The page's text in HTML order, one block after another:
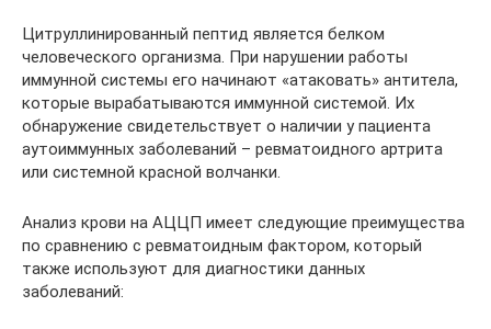
Цитруллинированный пептид является белком
человеческого организма. При нарушении работы
иммунной системы его начинают «атаковать» антитела,
которые вырабатываются иммунной системой. Их
обнаружение свидетельствует о наличии у пациента
аутоиммунных заболеваний – ревматоидного артрита
или системной красной волчанки.
Анализ крови на АЦЦП имеет следующие преимущества
по сравнению с ревматоидным фактором, который
также используют для диагностики данных
заболеваний: